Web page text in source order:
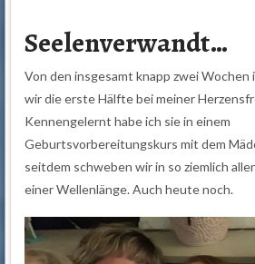
Seelenverwandt…
Von den insgesamt knapp zwei
wir die erste Hälfte bei meiner
Kennengelernt habe ich sie in einem
Geburtsvorbereitungskurs mit dem
seitdem schweben wir in so ziemlich
einer Wellenlänge. Auch heute noch.